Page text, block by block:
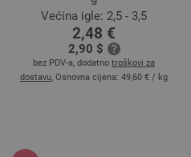
Većina igle: 2,5 - 3,5
2,48 €
2,90 $
bez PDV-a, dodatno troškovi za
dostavu, Osnovna cijena: 49,60 € / kg